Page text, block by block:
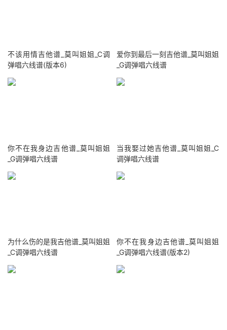
不该用情吉他谱_莫叫姐姐_C调
弹唱六线谱(版本6)
爱你到最后一刻吉他谱_莫叫姐姐
_G调弹唱六线谱
你不在我身边吉他谱_莫叫姐姐
_G调弹唱六线谱
当我娶过她吉他谱_莫叫姐姐_C
调弹唱六线谱
为什么伤的是我吉他谱_莫叫姐姐
_C调弹唱六线谱
你不在我身边吉他谱_莫叫姐姐
_G调弹唱六线谱(版本2)